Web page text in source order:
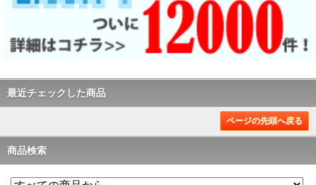
最近チェックした商品
ページの先頭へ戻る
商品検索